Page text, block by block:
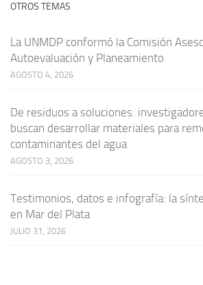
OTROS TEMAS
La UNMDP conformó la Comisión
Autoevaluación y Planeamiento
AGOSTO 4, 2026
De residuos a soluciones:
buscan desarrollar materiales para
contaminantes del agua
AGOSTO 3, 2026
Testimonios, datos e infografía: la
en Mar del Plata
JULIO 31, 2026